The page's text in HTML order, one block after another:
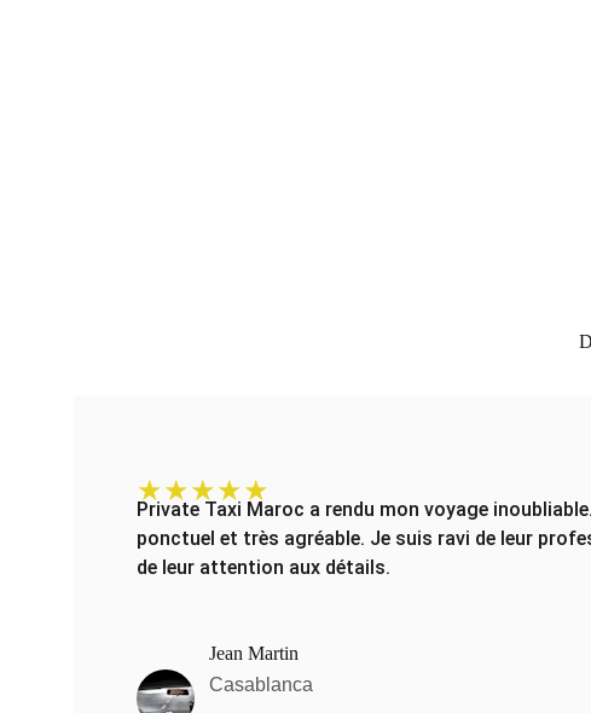
Private Taxi Maroc a rendu mon voyage
ponctuel et très agréable. Je suis ravi de leur
de leur attention aux détails.
Jean Martin
Casablanca
★★★★★